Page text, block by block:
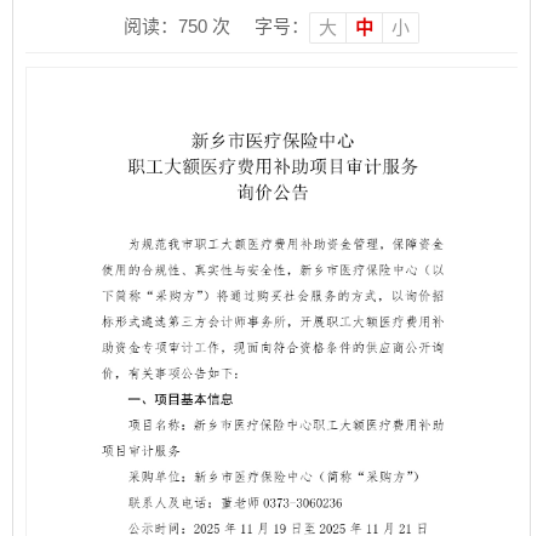
阅读： 750 次 字号： 大 中 小